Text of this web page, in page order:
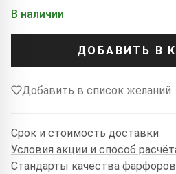
В наличии
ДОБАВИТЬ В
Добавить в список желаний
Срок и стоимость доставки
Условия акции и способ
Стандарты качества